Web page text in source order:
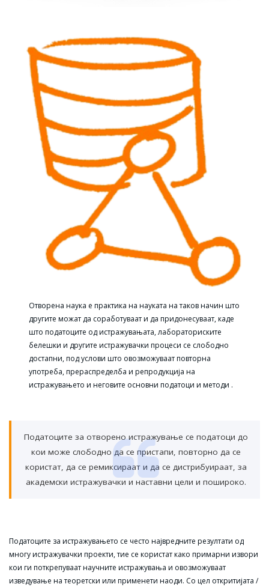
Отворена наука е практика на науката на таков начин што
другите можат да соработуваат и да придонесуваат, каде
што податоците од истражувањата, лабораториските
белешки и другите истражувачки процеси се слободно
достапни, под услови што овозможуваат повторна
употреба, прераспределба и репродукција на
истражувањето и неговите основни податоци и методи .
Податоците за отворено истражување се податоци до
кои може слободно да се пристапи, повторно да се
користат, да се ремиксираат и да се дистрибуираат, за
академски истражувачки и наставни цели и пошироко.
Податоците за истражувањето се често највредните резултати од
многу истражувачки проекти, тие се користат како примарни извори
кои ги поткрепуваат научните истражувања и овозможуваат
изведување на теоретски или применети наоди. Со цел откритијата /